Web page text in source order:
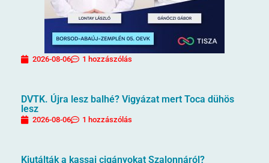
2026-08-06 1 hozzászólás
DVTK. Újra lesz balhé? Vigyázat mert Toca dühös
lesz
2026-08-06 1 hozzászólás
Kiutálták a kassai cigányokat Szalonnáról?